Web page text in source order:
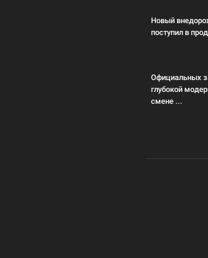
Новый
поступил в
Официальных
глубокой
смене ...